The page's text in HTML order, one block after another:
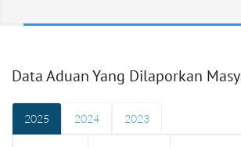
Data Aduan Yang Dilaporkan
2025 2024 2023